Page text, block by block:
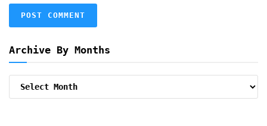
Archive By Months